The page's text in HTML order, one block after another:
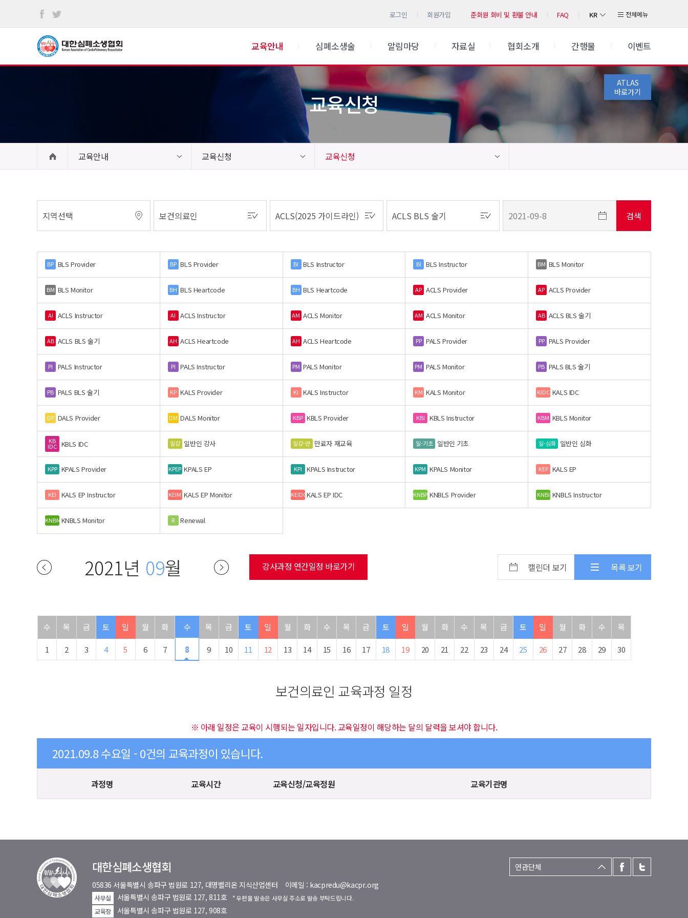
로그인 회원가입 준회원 회비 및 환불 안내 FAQ KR 전체메뉴
교육안내 심폐소생술 알림마당 자료실 협회소개 간행물 이벤트
ATLAS
바로가기
교육신청
교육안내 교육신청 교육신청
BP BLS Provider BP BLS Provider BI BLS Instructor BI BLS Instructor BM BLS Monitor
BM BLS Monitor BH BLS Heartcode BH BLS Heartcode AP ACLS Provider AP ACLS Provider
AI ACLS Instructor AI ACLS Instructor AM ACLS Monitor AM ACLS Monitor AB ACLS BLS 술기
AB ACLS BLS 술기 AH ACLS Heartcode AH ACLS Heartcode PP PALS Provider PP PALS Provider
PI PALS Instructor PI PALS Instructor PM PALS Monitor PM PALS Monitor PB PALS BLS 술기
PB PALS BLS 술기 KP KALS Provider KI KALS Instructor KM KALS Monitor KIDC KALS IDC
DP DALS Provider DM DALS Monitor KBP KBLS Provider KBI KBLS Instructor KBM KBLS Monitor
KB
IDC KBLS IDC 일강 일반인 강사 일강-만 만료자 재교육 일-기초 일반인 기초 일-심화 일반인 심화
KPP KPALS Provider KPEP KPALS EP KPI KPALS Instructor KPM KPALS Monitor KEP KALS EP
KEI KALS EP Instructor KEIM KALS EP Monitor KEIDCKALS EP IDC KNBP KNBLS Provider KNBI KNBLS Instructor
KNBM KNBLS Monitor R Renewal
2021년 09월 강사과정 연간일정 바로가기 캘린더 보기 목록 보기
수 목 금 토 일 월 화 수 목 금 토 일 월 화 수 목 금 토 일 월 화 수 목 금 토 일 월 화 수 목
1 2 3 4 5 6 7 8 9 10 11 12 13 14 15 16 17 18 19 20 21 22 23 24 25 26 27 28 29 30
보건의료인 교육과정 일정
※ 아래 일정은 교육이 시행되는 일자입니다. 교육일정이 해당하는 달의 달력을 보셔야 합니다.
2021.09.8 수요일 - 0건의 교육과정이 있습니다.
과정명 교육시간 교육신청/교육정원 교육기관명
대한심폐소생협회
05836 서울특별시 송파구 법원로 127, 대명벨리온 지식산업센터 이메일 : kacpredu@kacpr.org
사무실 서울특별시 송파구 법원로 127, 811호
* 우편물 발송은 사무실 주소로 발송 부탁드립니다.
교육장
서울특별시 송파구 법원로 127, 908호